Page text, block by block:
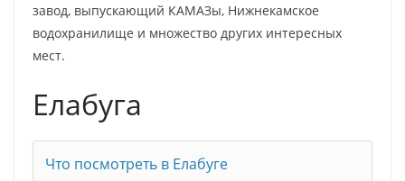
завод, выпускающий КАМАЗы, Нижнекамское
водохранилище и множество других интересных
мест.
Елабуга
Что посмотреть в Елабуге